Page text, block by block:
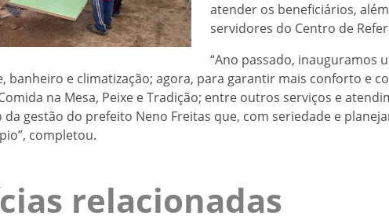
atender os beneficiários,
servidores do Centro de
“Ano passado, inauguramos
banheiro e climatização; agora, para garantir mais conforto e
na Mesa, Peixe e Tradição; entre outros serviços e
gestão do prefeito Neno Freitas que, com seriedade e
completou.
relacionadas